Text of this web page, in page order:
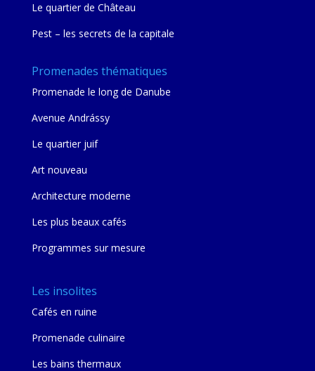
Le quartier de Château
Pest – les secrets de la capitale
Promenades thématiques
Promenade le long de Danube
Avenue Andrássy
Le quartier juif
Art nouveau
Architecture moderne
Les plus beaux cafés
Programmes sur mesure
Les insolites
Cafés en ruine
Promenade culinaire
Les bains thermaux